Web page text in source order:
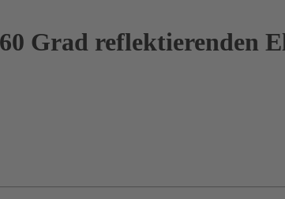
Grad reflektierenden